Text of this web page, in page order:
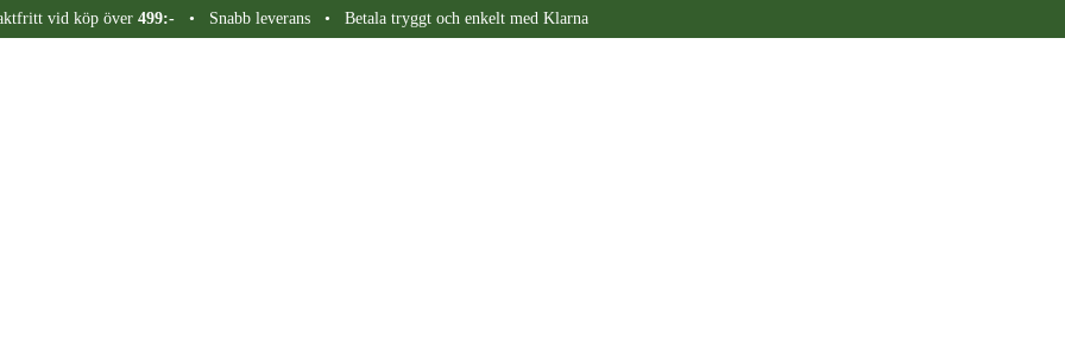
vid köp över 499:-• Snabb leverans • Betala tryggt och enkelt med Klarna